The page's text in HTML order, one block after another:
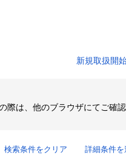
新規取扱開
際は、他のブラウザにてご確
検索条件をクリア 詳細条件を